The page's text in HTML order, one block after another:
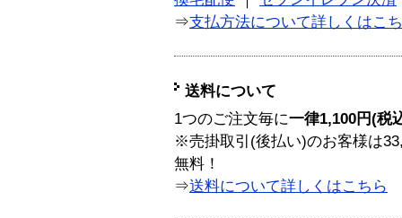
⇒支払方法について詳しくはこ
送料について
1つのご注文毎に一律1,100円(税
※売掛取引(後払い)のお客様は
無料！
⇒送料について詳しくはこちら